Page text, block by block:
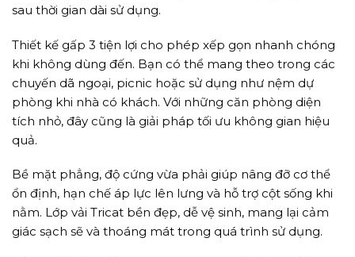
sau thời gian dài sử dụng.
Thiết kế gấp 3 tiện lợi cho phép xếp gọn nhanh chóng
khi không dùng đến. Bạn có thể mang theo trong các
chuyến dã ngoại, picnic hoặc sử dụng như nệm dự
phòng khi nhà có khách. Với những căn phòng diện
tích nhỏ, đây cũng là giải pháp tối ưu không gian hiệu
quả.
Bề mặt phẳng, độ cứng vừa phải giúp nâng đỡ cơ thể
ổn định, hạn chế áp lực lên lưng và hỗ trợ cột sống khi
nằm. Lớp vải Tricat bền đẹp, dễ vệ sinh, mang lại cảm
giác sạch sẽ và thoáng mát trong quá trình sử dụng.